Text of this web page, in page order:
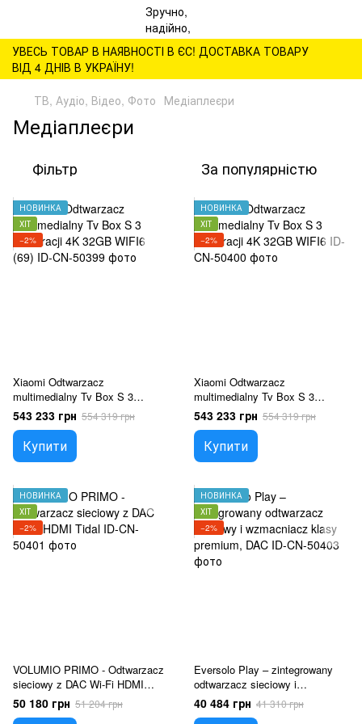
УВЕСЬ ТОВАР В НАЯВНОСТІ В ЄС! ДОСТАВКА ТОВАРУ
ВІД 4 ДНІВ В УКРАЇНУ!
ТВ, Аудіо, Відео, Фото Медіаплеєри
Медіаплеєри
Фільтр За популярністю
НОВИНКА
ХІТ
−2%
Xiaomi Odtwarzacz
multimedialny Tv Box S 3
Generacji 4K 32GB WIFI6 (69)
543 233 грн 554 319 грн
Купити
НОВИНКА
ХІТ
−2%
Xiaomi Odtwarzacz
multimedialny Tv Box S 3
Generacji 4K 32GB WIFI6
543 233 грн 554 319 грн
Купити
НОВИНКА
ХІТ
−2%
VOLUMIO PRIMO - Odtwarzacz
sieciowy z DAC Wi-Fi HDMI
Tidal
50 180 грн 51 204 грн
НОВИНКА
ХІТ
−2%
Eversolo Play – zintegrowany
odtwarzacz sieciowy i
wzmacniacz klasy premium,
DAC
40 484 грн 41 310 грн